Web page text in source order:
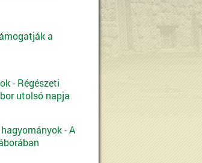
a
- Régészeti
utolsó napja
- A